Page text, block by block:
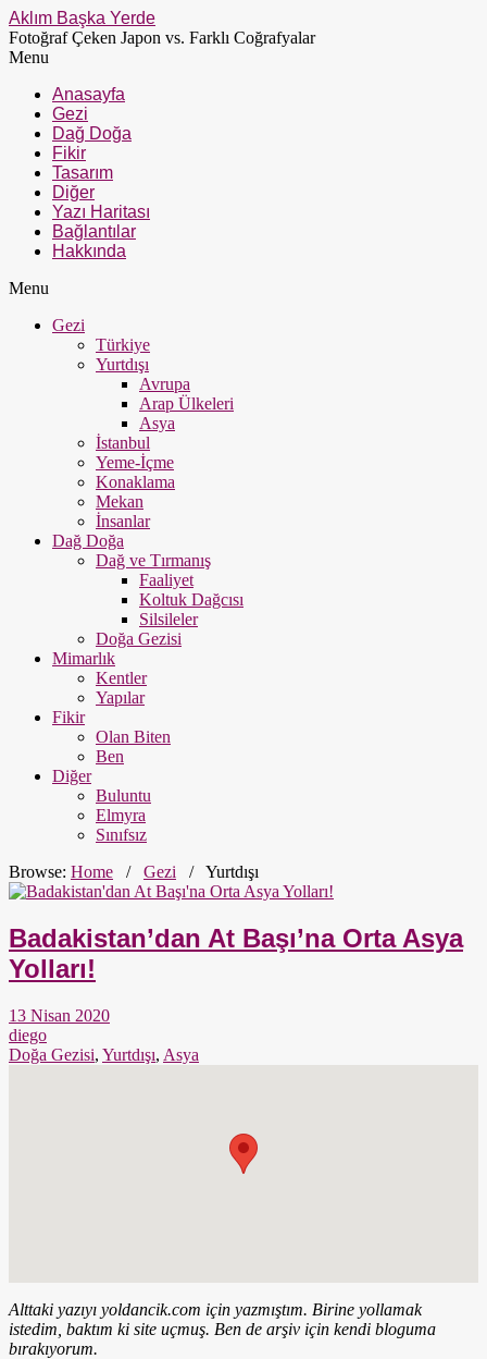
Aklım Başka Yerde
Fotoğraf Çeken Japon vs. Farklı Coğrafyalar
Menu
Anasayfa
Gezi
Dağ Doğa
Fikir
Tasarım
Diğer
Yazı Haritası
Bağlantılar
Hakkında
Menu
Gezi
Türkiye
Yurtdışı
Avrupa
Arap Ülkeleri
Asya
İstanbul
Yeme-İçme
Konaklama
Mekan
İnsanlar
Dağ Doğa
Dağ ve Tırmanış
Faaliyet
Koltuk Dağcısı
Silsileler
Doğa Gezisi
Mimarlık
Kentler
Yapılar
Fikir
Olan Biten
Ben
Diğer
Buluntu
Elmyra
Sınıfsız
Browse: Home / Gezi / Yurtdışı
Badakistan’dan At Başı’na Orta Asya
Yolları!
13 Nisan 2020
diego
Doğa Gezisi, Yurtdışı, Asya
Alttaki yazıyı yoldancik.com için yazmıştım. Birine yollamak
istedim, baktım ki site uçmuş. Ben de arşiv için kendi bloguma
bırakıyorum.